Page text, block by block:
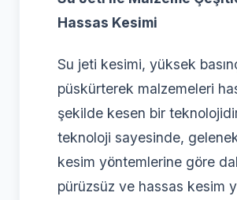
Hassas Kesimi
Su jeti kesimi, yüksek
püskürterek malzemeleri
şekilde kesen bir
teknoloji sayesinde,
kesim yöntemlerine göre
pürüzsüz ve hassas kesim